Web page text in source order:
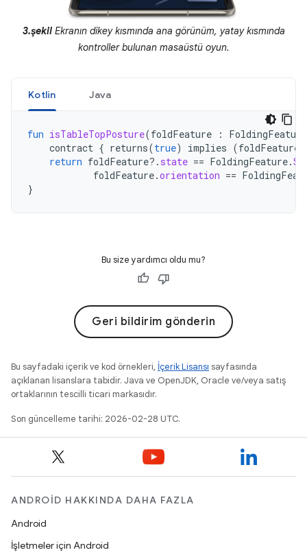
3.şekilEkranın dikey kısmında ana görünüm, yatay kısmında
kontroller bulunan masaüstü oyun.
Kotlin Java
fun isTableTopPosture(foldFeature :
contract { returns(true) implies (foldFeature
return foldFeature?. state == FoldingFeature.
foldFeature.orientation ==
}
Bu size yardımcı oldu mu?
Geri bildirim gönderin
Bu sayfadaki içerik ve kod örnekleri, İçerik Lisansı sayfasında
açıklanan lisanslara tabidir. Java ve OpenJDK, Oracle ve/veya satış
ortaklarının tescilli ticari markasıdır.
Son güncelleme tarihi: 2026-02-28 UTC.
ANDROID HAKKINDA DAHA FAZLA
Android
İşletmeler için Android